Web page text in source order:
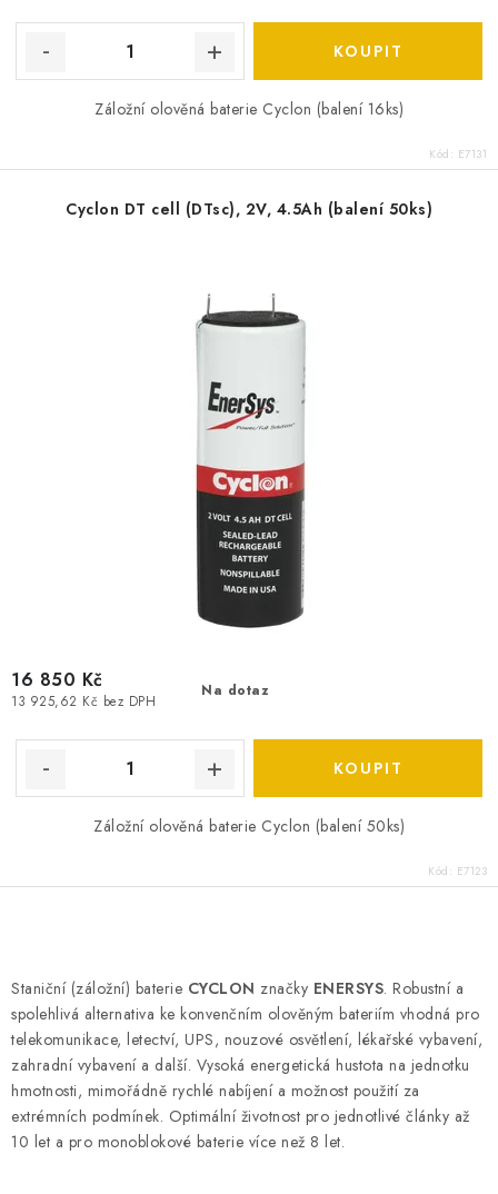
Záložní olověná baterie Cyclon (balení 16ks)
Kód: E7131
Cyclon DT cell (DTsc), 2V, 4.5Ah (balení 50ks)
Na dotaz
13 925,62 Kč bez DPH
16 850 Kč
Záložní olověná baterie Cyclon (balení 50ks)
Kód: E7123
v
l
á
d
a
c
í
Staniční (záložní) baterie CYCLON značky ENERSYS. Robustní a
spolehlivá alternativa ke konvenčním olověným bateriím vhodná pro
telekomunikace, letectví, UPS, nouzové osvětlení, lékařské vybavení,
zahradní vybavení a další. Vysoká energetická hustota na jednotku
hmotnosti, mimořádně rychlé nabíjení a možnost použití za
extrémních podmínek. Optimální životnost pro jednotlivé články až
10 let a pro monoblokové baterie více než 8 let.